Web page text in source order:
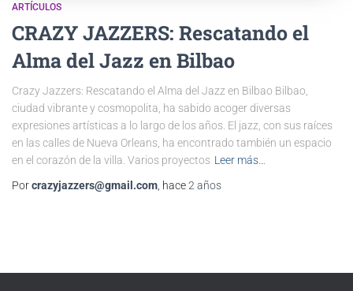
ARTÍCULOS
CRAZY JAZZERS: Rescatando el
Alma del Jazz en Bilbao
Crazy Jazzers: Rescatando el Alma del Jazz en Bilbao Bilbao,
ciudad vibrante y cosmopolita, ha sabido acoger diversas
expresiones artísticas a lo largo de los años. El jazz, con sus raíces
en las calles de Nueva Orleans, ha encontrado también un espacio
en el corazón de la villa. Varios proyectos Leer más…
Porcrazyjazzers@gmail.com , hace2 años